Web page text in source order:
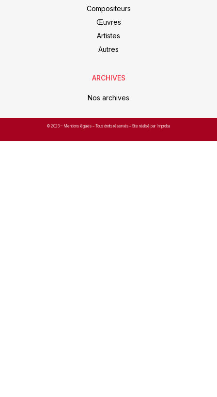
Compositeurs
Œuvres
Artistes
Autres
ARCHIVES
Nos archives
© 2023 – Mentions légales – Tous droits réservés – Site réalisé par Improba